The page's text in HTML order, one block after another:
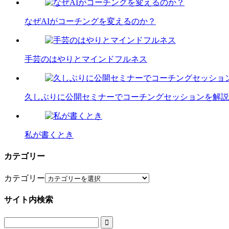
なぜAIがコーチングを変えるのか？
手芸のはやりとマインドフルネス
久しぶりに公開セミナーでコーチングセッションを解
私が書くとき
カテゴリー
カテゴリー
サイト内検索
